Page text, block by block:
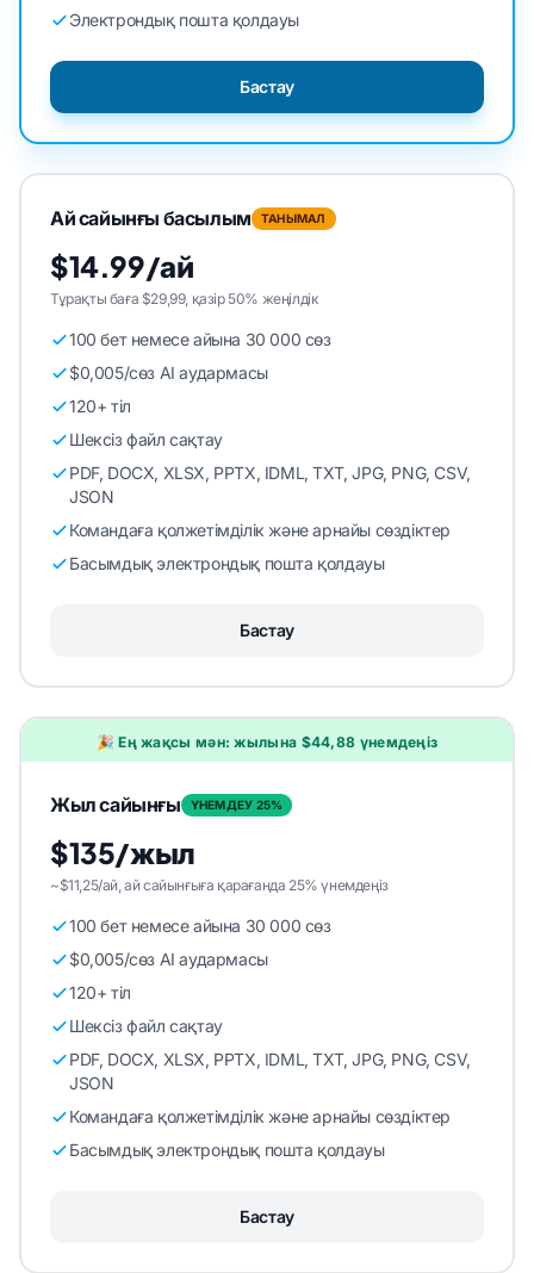
Электрондық пошта қолдауы
Бастау
Ай сайынғы басылым ТАНЫМАЛ
$14.99/ай
Тұрақты баға $29,99, қазір 50% жеңілдік
100 бет немесе айына 30 000 сөз
$0,005/сөз AI аудармасы
120+ тіл
Шексіз файл сақтау
PDF, DOCX, XLSX, PPTX, IDML, TXT, JPG, PNG, CSV,
JSON
Командаға қолжетімділік және арнайы сөздіктер
Басымдық электрондық пошта қолдауы
Бастау
🎉 Ең жақсы мән: жылына $44,88 үнемдеңіз
Жыл сайынғы ҮНЕМДЕУ 25%
$135/жыл
~$11,25/ай, ай сайынғыға қарағанда 25% үнемдеңіз
100 бет немесе айына 30 000 сөз
$0,005/сөз AI аудармасы
120+ тіл
Шексіз файл сақтау
PDF, DOCX, XLSX, PPTX, IDML, TXT, JPG, PNG, CSV,
JSON
Командаға қолжетімділік және арнайы сөздіктер
Басымдық электрондық пошта қолдауы
Бастау